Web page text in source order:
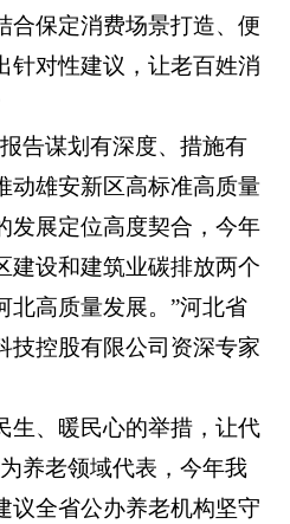
合保定消费场景打造、便
针对性建议，让老百姓消
告谋划有深度、措施有
动雄安新区高标准高质量
发展定位高度契合，今年
建设和建筑业碳排放两个
北高质量发展。”河北省
技控股有限公司资深专家
生、暖民心的举措，让代
养老领域代表，今年我
议全省公办养老机构坚守